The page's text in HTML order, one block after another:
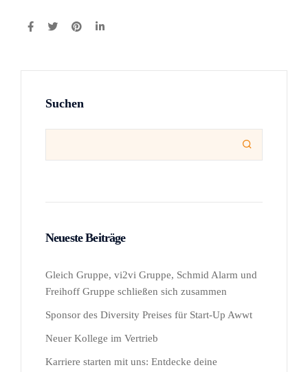
Suchen

Neueste Beiträge
Gleich Gruppe, vi2vi Gruppe, Schmid Alarm und
Freihoff Gruppe schließen sich zusammen
Sponsor des Diversity Preises für Start-Up Awwt
Neuer Kollege im Vertrieb
Karriere starten mit uns: Entdecke deine